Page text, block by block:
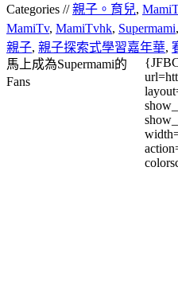
Categories //親子。育兒,
MamiTv, MamiTvhk, Supermami,
親子, 親子探索式學習嘉年華,
馬上成為Supermami的
Fans